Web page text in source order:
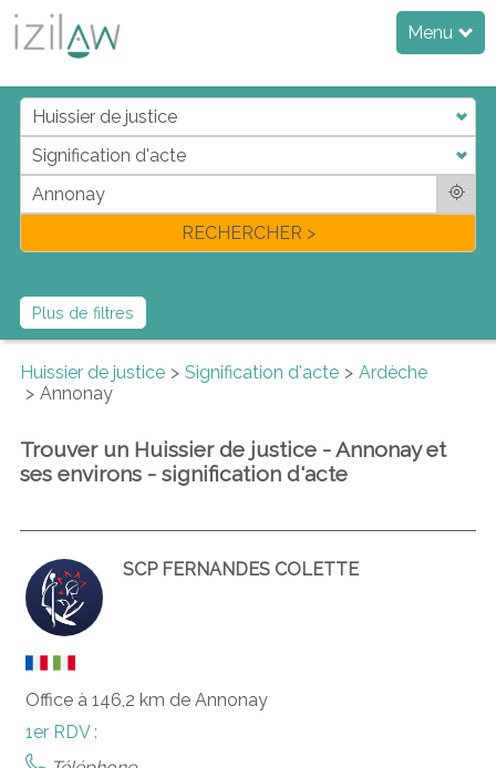
Menu
jdadi
fl
RECHERCHER >
Plus de filtres
Huissier de justice Signification d'acte
Ardèche
Annonay
Trouver un Huissier de justice - Annonay et
ses environs - signification d'acte
SCP FERNANDES COLETTE
Office à 146,2 km de Annonay
1er RDV :